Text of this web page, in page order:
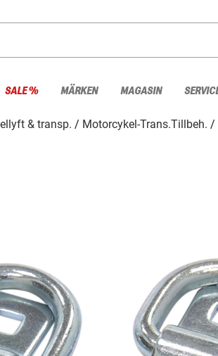
SALE % MÄRKEN MAGASIN
& transp. Motorcykel-Trans.Tillbeh.